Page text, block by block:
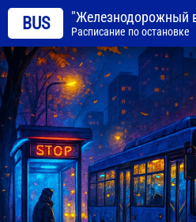
BUS "Железнодорожный
Расписание по остановке